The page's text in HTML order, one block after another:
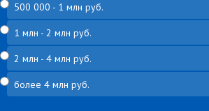
500 000 - 1 млн руб.
1 млн - 2 млн руб.
2 млн - 4 млн руб.
более 4 млн руб.